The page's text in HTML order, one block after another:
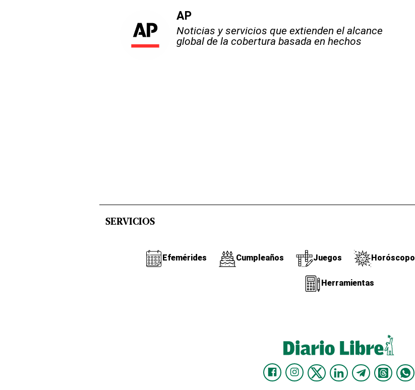
AP
Noticias y servicios que extienden el alcance
global de la cobertura basada en hechos
SERVICIOS
Efemérides Cumpleaños Juegos Horóscopo
Herramientas